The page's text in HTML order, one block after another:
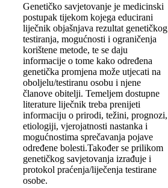
Genetičko savjetovanje je medicinski
postupak tijekom kojega educirani
liječnik objašnjava rezultat genetičkog
testiranja, mogućnosti i ograničenja
korištene metode, te se daju
informacije o tome kako određena
genetička promjena može utjecati na
oboljelu/testiranu osobu i njene
članove obitelji. Temeljem dostupne
literature liječnik treba prenijeti
informaciju o prirodi, težini, prognozi,
etiologiji, vjerojatnosti nastanka i
mogućnostima sprečavanja pojave
određene bolesti.Također se prilikom
genetičkog savjetovanja izrađuje i
protokol praćenja/liječenja testirane
osobe.